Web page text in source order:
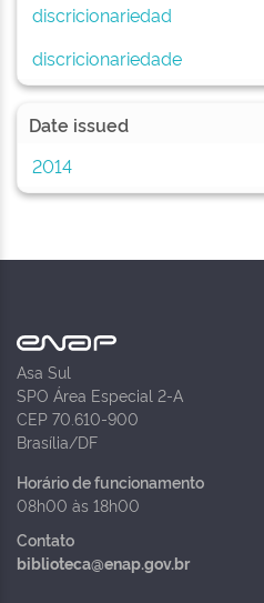
discricionariedad
discricionariedade
Date issued
2014
Asa Sul
SPO Área Especial 2-A
CEP 70.610-900
Brasília/DF
Horário de funcionamento
08h00 às 18h00
Contato
biblioteca@enap.gov.br